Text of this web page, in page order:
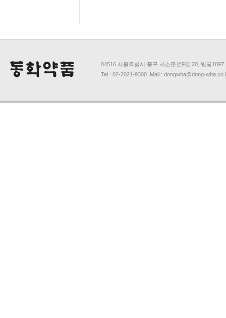
04516 서울특별시 중구 서소문로9길 20, 빌딩1897
Tel : 02-2021-9300 Mail : dongwha@dong-